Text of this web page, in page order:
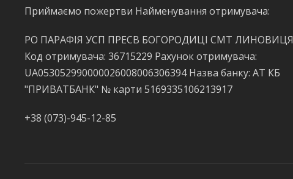
Приймаємо пожертви Найменування отримувача:
РО ПАРАФІЯ УСП ПРЕСВ БОГОРОДИЦІ СМТ ЛИНОВИЦЯ
Код отримувача: 36715229 Рахунок отримувача:
UA053052990000026008006306394 Назва банку: АТ КБ
"ПРИВАТБАНК" № карти 5169335106213917
+38 (073)-945-12-85